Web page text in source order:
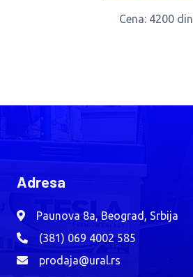
Cena: 4200 din
Adresa
Paunova 8a, Beograd, Srbija
(381) 069 4002 585
prodaja@ural.rs